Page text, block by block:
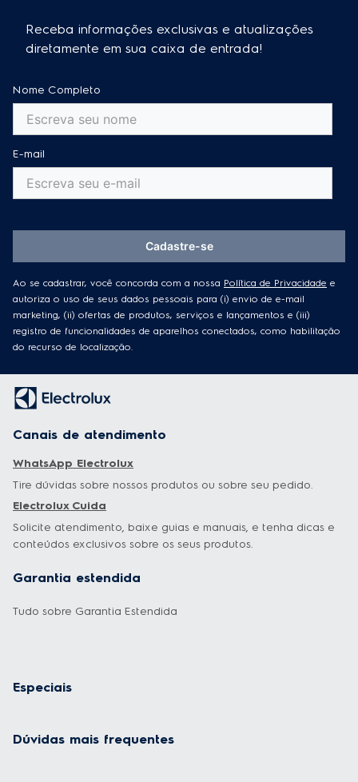
Receba informações exclusivas e atualizações
diretamente em sua caixa de entrada!
Nome Completo
E-mail
Ao se cadastrar, você concorda com a nossa Política de Privacidade e
autoriza o uso de seus dados pessoais para (i) envio de e-mail
marketing, (ii) ofertas de produtos, serviços e lançamentos e (iii)
registro de funcionalidades de aparelhos conectados, como habilitação
do recurso de localização.
Cadastre-se
Canais de atendimento
WhatsApp Electrolux
Tire dúvidas sobre nossos produtos ou sobre seu pedido.
Electrolux Cuida
Solicite atendimento, baixe guias e manuais, e tenha dicas e
conteúdos exclusivos sobre os seus produtos.
Garantia estendida
Tudo sobre Garantia Estendida
Especiais
Dúvidas mais frequentes